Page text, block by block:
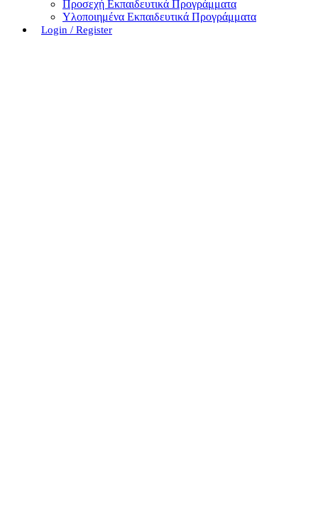
Προσεχή Εκπαιδευτικά Προγράμματα
Υλοποιημένα Εκπαιδευτικά Προγράμματα
Login / Register